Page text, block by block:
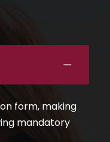
form, making
mandatory